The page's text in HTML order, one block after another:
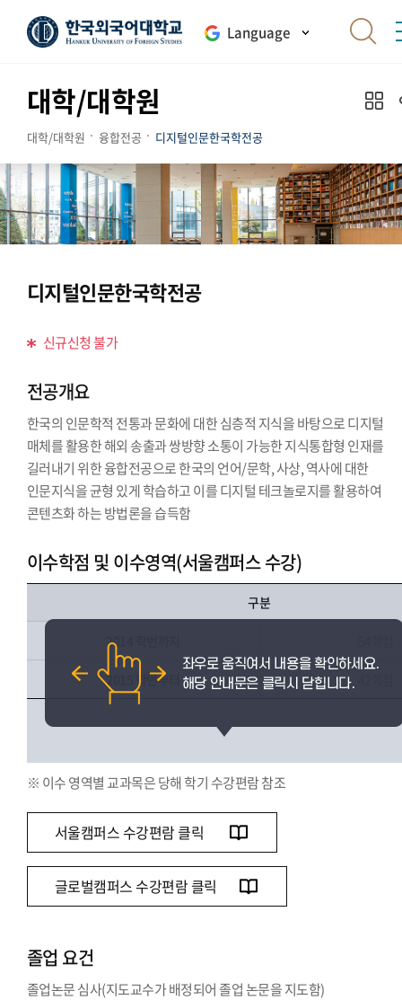
Language
대학/대학원
대학/대학원 융합전공 디지털인문한국학전공
디지털인문한국학전공
신규신청 불가
전공개요
한국의 인문학적 전통과 문화에 대한 심층적 지식을 바탕으로 디지털
매체를 활용한 해외 송출과 쌍방향 소통이 가능한 지식통합형 인재를
길러내기 위한 융합전공으로 한국의 언어/문학, 사상, 역사에 대한
인문지식을 균형 있게 학습하고 이를 디지털 테크놀로지를 활용하여
콘텐츠화 하는 방법론을 습득함
이수학점 및 이수영역(서울캠퍼스 수강)
구분
2014 학번까지
2015 학번부터
※ 이수 영역별 교과목은 당해 학기 수강편람 참조
서울캠퍼스 수강편람 클릭
글로벌캠퍼스 수강편람 클릭
졸업 요건
졸업논문 심사(지도교수가 배정되어 졸업 논문을 지도함)